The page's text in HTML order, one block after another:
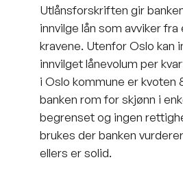
Utlånsforskriften gir
innvilge lån som avviker
kravene. Utenfor Oslo kan
innvilget lånevolum per
i Oslo kommune er kvoten
banken rom for skjønn i
begrenset og ingen
brukes der banken
ellers er solid.